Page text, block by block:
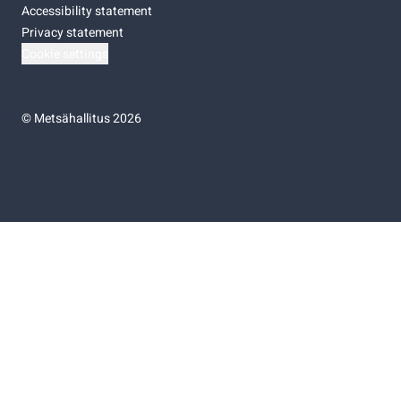
Accessibility statement
Privacy statement
©Metsähallitus 2026